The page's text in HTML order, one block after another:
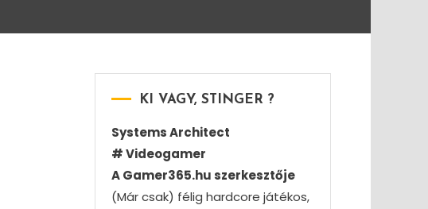
KI VAGY, STINGER ?
Systems Architect
# Videogamer
A Gamer365.hu szerkesztője
(Már csak) félig hardcore játékos,